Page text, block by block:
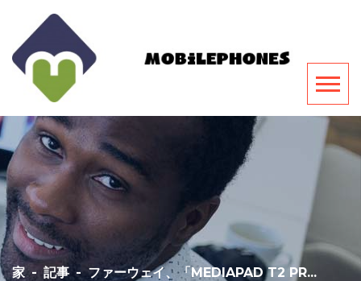
家 - 記事 - ファーウェイ、「MEDIAPAD T2 PR...